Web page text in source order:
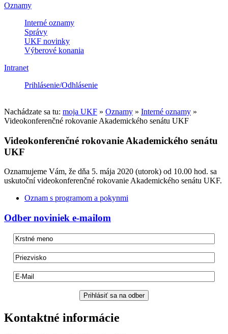
Oznamy
Interné oznamy
Správy
UKF novinky
Výberové konania
Intranet
Prihlásenie/Odhlásenie
Nachádzate sa tu: moja UKF » Oznamy » Interné oznamy »
Videokonferenčné rokovanie Akademického senátu UKF
Videokonferenčné rokovanie Akademického senátu
UKF
Oznamujeme Vám, že dňa 5. mája 2020 (utorok) od 10.00 hod. sa
uskutoční videokonferenčné rokovanie Akademického senátu UKF.
Oznam s programom a pokynmi
Odber noviniek e-mailom
Kontaktné informácie